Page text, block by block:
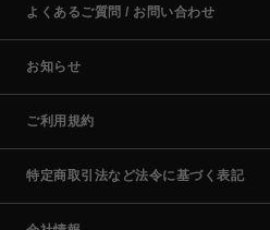
よくあるご質問 / お問い合わせ
お知らせ
ご利用規約
特定商取引法など法令に基づく表記